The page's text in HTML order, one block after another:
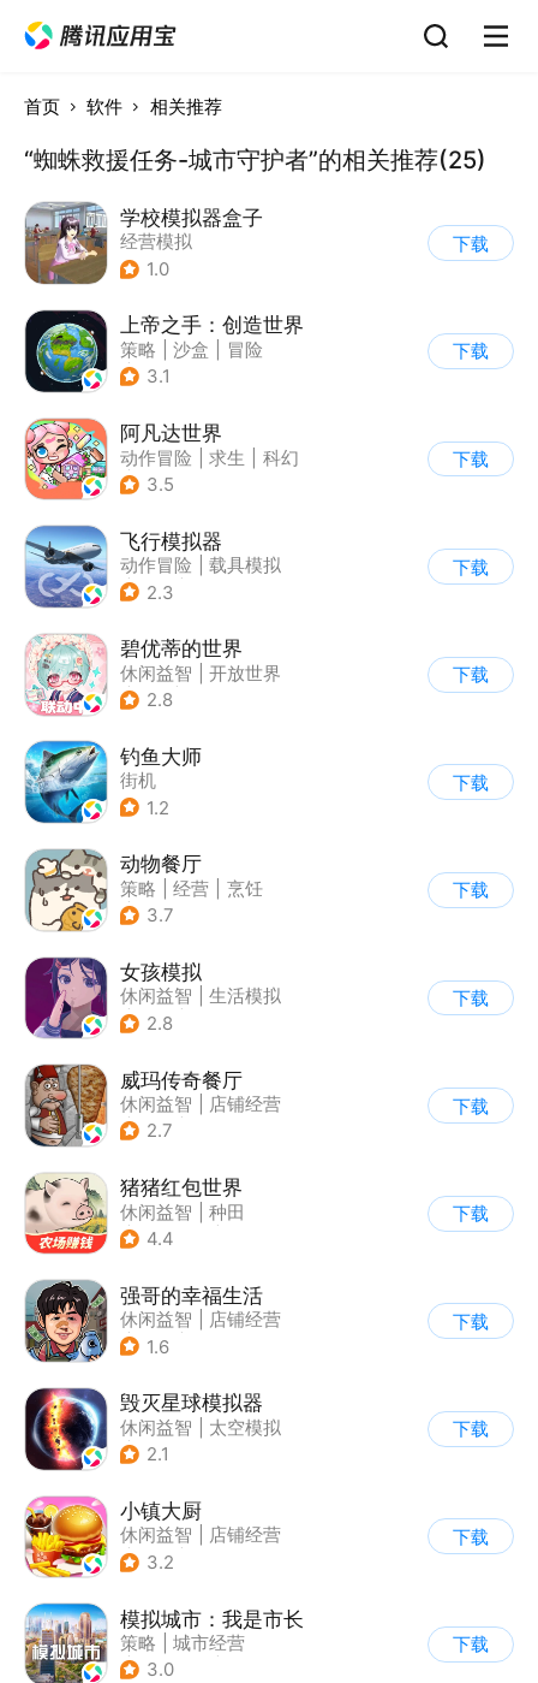
首页 软件 相关推荐
“蜘蛛救援任务-城市守护者”的相关推荐(25)
学校模拟器盒子
经营模拟
1.0
下载
上帝之手：创造世界
策略 沙盒
冒险
| 卡通
3.1
下载
阿凡达世界
动作冒险 求生
科幻
| 开放世界
3.5
下载
飞行模拟器
动作冒险
载具模拟
| 飞机
2.3
下载
碧优蒂的世界
休闲益智
开放世界
| Q版
2.8
下载
钓鱼大师
街机
1.2
下载
动物餐厅
策略 经营
烹饪
| 宠物
3.7
下载
女孩模拟
休闲益智
生活模拟
| 校园
2.8
下载
威玛传奇餐厅
休闲益智
店铺经营
| 美食
2.7
下载
猪猪红包世界
休闲益智
种田
| 田园生活
4.4
下载
强哥的幸福生活
休闲益智
店铺经营
| 卡通
1.6
下载
毁灭星球模拟器
休闲益智
太空模拟
| 太空
2.1
下载
小镇大厨
休闲益智
店铺经营
| 美食
3.2
下载
模拟城市：我是市长
策略
城市经营
| 模拟城市
3.0
下载